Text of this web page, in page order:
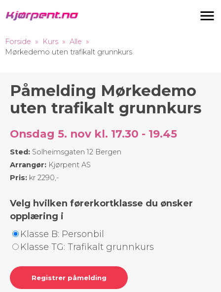
Forside Kurs
Alle
Mørkedemo uten trafikalt grunnkurs
Påmelding Mørkedemo
uten trafikalt grunnkurs
Onsdag 5. nov kl. 17.30 - 19.45
Sted: Solheimsgaten 12 Bergen
Arrangør: Kjørpent AS
Pris: kr 2290,-
Velg hvilken førerkortklasse du ønsker
opplæring i
Klasse B: Personbil
Klasse TG: Trafikalt grunnkurs
Registrer påmelding